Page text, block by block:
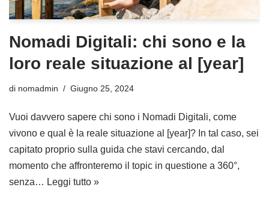
Nomadi Digitali: chi sono e la
loro reale situazione al [year]
di nomadmin Giugno 25, 2024
Vuoi davvero sapere chi sono i Nomadi Digitali, come
vivono e qual è la reale situazione al [year]? In tal caso, sei
capitato proprio sulla guida che stavi cercando, dal
momento che affronteremo il topic in questione a 360°,
senza… Leggi tutto »